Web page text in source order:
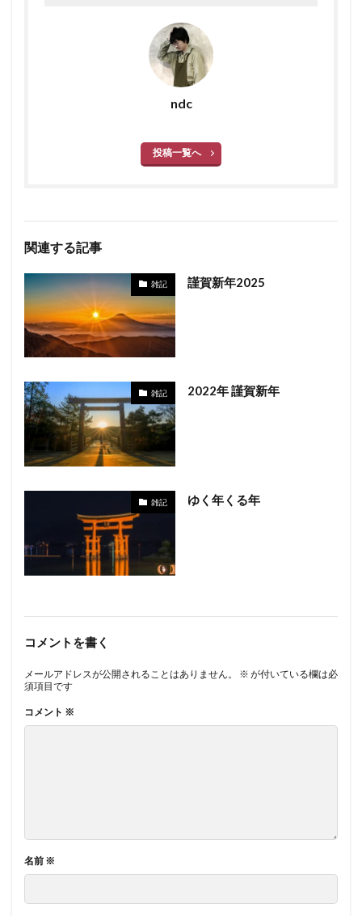
ndc
投稿一覧へ
関連する記事
雑記 謹賀新年2025
雑記 2022年 謹賀新年
雑記 ゆく年くる年
コメントを書く
メールアドレスが公開されることはありません。 ※ が付いている欄は必
須項目です
コメント ※
名前 ※